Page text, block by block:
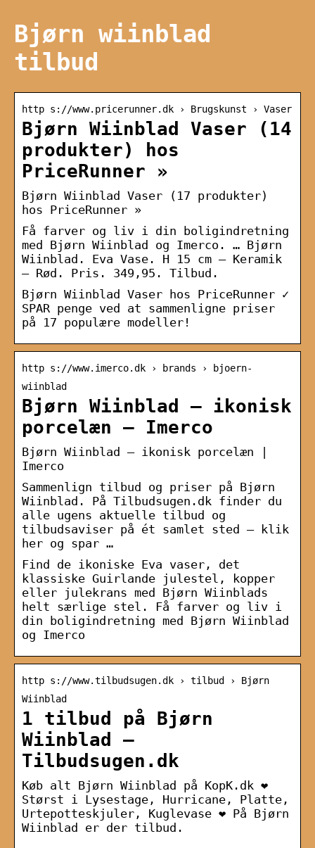
Bjørn wiinblad
tilbud
http s://www.pricerunner.dk › Brugskunst › Vaser
Bjørn Wiinblad Vaser (14
produkter) hos
PriceRunner »
Bjørn Wiinblad Vaser (17 produkter)
hos PriceRunner »
Få farver og liv i din boligindretning
med Bjørn Wiinblad og Imerco. … Bjørn
Wiinblad. Eva Vase. H 15 cm – Keramik
– Rød. Pris. 349,95. Tilbud.
Bjørn Wiinblad Vaser hos PriceRunner ✓
SPAR penge ved at sammenligne priser
på 17 populære modeller!
http s://www.imerco.dk › brands › bjoern-
wiinblad
Bjørn Wiinblad – ikonisk
porcelæn – Imerco
Bjørn Wiinblad – ikonisk porcelæn |
Imerco
Sammenlign tilbud og priser på Bjørn
Wiinblad. På Tilbudsugen.dk finder du
alle ugens aktuelle tilbud og
tilbudsaviser på ét samlet sted – klik
her og spar …
Find de ikoniske Eva vaser, det
klassiske Guirlande julestel, kopper
eller julekrans med Bjørn Wiinblads
helt særlige stel. Få farver og liv i
din boligindretning med Bjørn Wiinblad
og Imerco
http s://www.tilbudsugen.dk › tilbud › Bjørn
Wiinblad
1 tilbud på Bjørn
Wiinblad –
Tilbudsugen.dk
Køb alt Bjørn Wiinblad på KopK.dk ❤
Størst i Lysestage, Hurricane, Platte,
Urtepotteskjuler, Kuglevase ❤ På Bjørn
Wiinblad er der tilbud.